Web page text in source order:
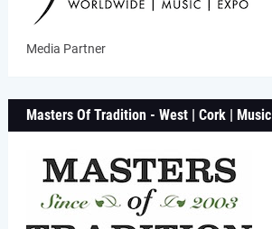
Media Partner
Masters Of Tradition - West | Cork | Music